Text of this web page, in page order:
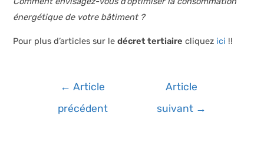
énergétique de votre bâtiment ?
Pour plus d’articles sur ledécret tertiaire cliquez ici !!
Navigation
l’article
← Article
précédent
Article
suivant →